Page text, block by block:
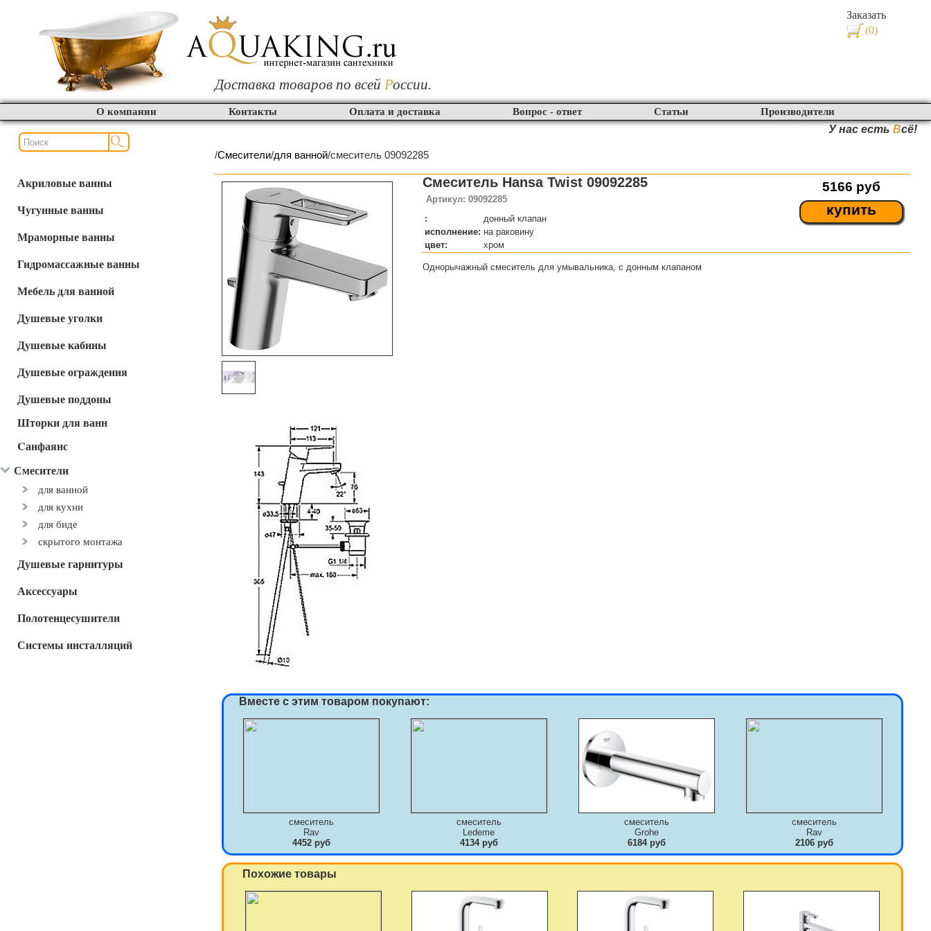
Заказать
(0)
Доставка товаров по всей России.
О компании Контакты Оплата и доставка Вопрос - ответ Статьи Производители
У нас есть Всё!
Акриловые ванны
Чугунные ванны
Мраморные ванны
Гидромассажные ванны
Мебель для ванной
Душевые уголки
Душевые кабины
Душевые ограждения
Душевые поддоны
Шторки для ванн
Cанфаянс
Смесители
для ванной
для кухни
для биде
скрытого монтажа
Душевые гарнитуры
Аксессуары
Полотенцесушители
Системы инсталляций
/Смесители/для ванной/смеситель 09092285
5166 руб
купить
Смеситель Hansa Twist 09092285
Артикул: 09092285
:
донный клапан
исполнение: на раковину
цвет:
хром
Однорычажный смеситель для умывальника, с донным клапаном
Вместе с этим товаром покупают:
смеситель
Rav
4452 руб
смеситель
Ledeme
4134 руб
смеситель
Grohe
6184 руб
смеситель
Rav
2106 руб
Похожие товары